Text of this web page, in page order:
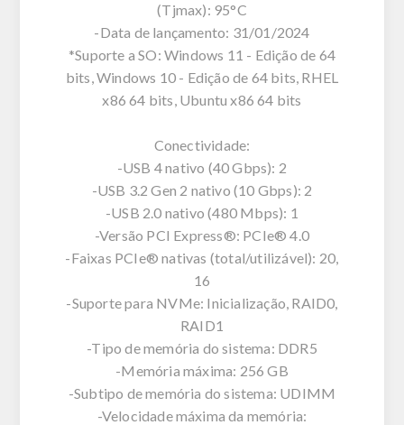
(Tjmax): 95°C
-Data de lançamento: 31/01/2024
*Suporte a SO: Windows 11 - Edição de 64
bits, Windows 10 - Edição de 64 bits, RHEL
x86 64 bits, Ubuntu x86 64 bits
Conectividade:
-USB 4 nativo (40 Gbps): 2
-USB 3.2 Gen 2 nativo (10 Gbps): 2
-USB 2.0 nativo (480 Mbps): 1
-Versão PCI Express®: PCIe® 4.0
-Faixas PCIe® nativas (total/utilizável): 20,
16
-Suporte para NVMe: Inicialização, RAID0,
RAID1
-Tipo de memória do sistema: DDR5
-Memória máxima: 256 GB
-Subtipo de memória do sistema: UDIMM
-Velocidade máxima da memória: